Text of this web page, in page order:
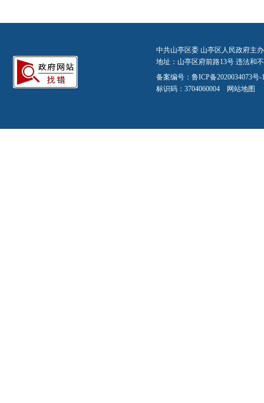
中共山亭区委 山亭区人民政府主
地址：山亭区府前路13号 违法和
备案编号： 鲁ICP备2020034073号-
标识码：3704060004 网站地图